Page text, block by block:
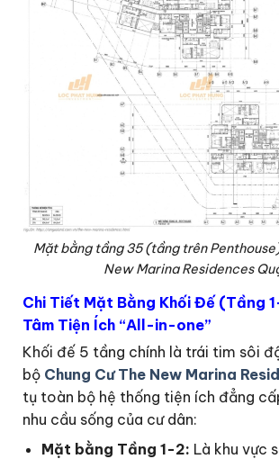
Mặt bằng tầng 35 (tầng trên
New Marina Residences
Chi Tiết Mặt Bằng Khối Đế (Tầng
Tâm Tiện Ích “All-in-one”
Khối đế 5 tầng chính là trái tim sôi
bộ Chung Cư The New Marina
tụ toàn bộ hệ thống tiện ích đẳng
nhu cầu sống của cư dân:
Mặt bằng Tầng 1-2: Là khu vực